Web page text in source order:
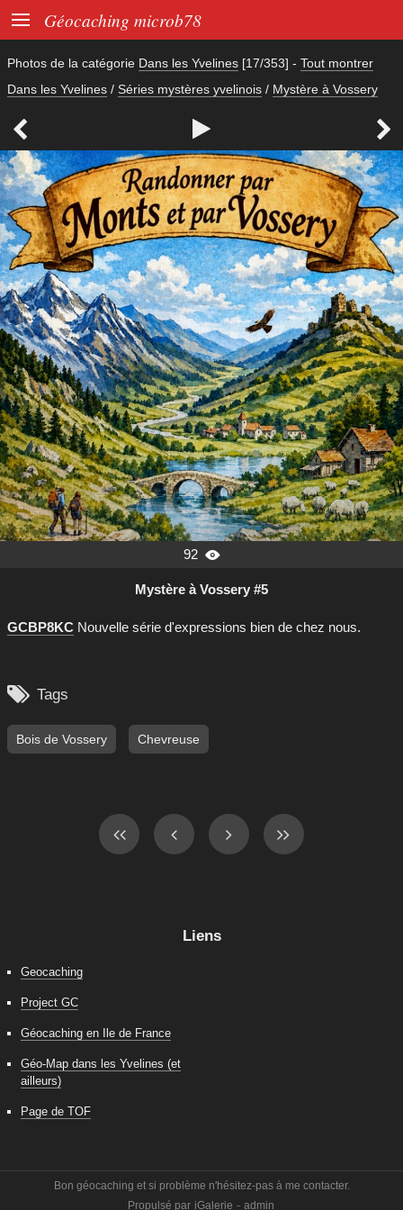
 Géocaching microb78
Photos de la catégorie Dans les Yvelines [17/353] - Tout montrer
Dans les Yvelines / Séries mystères yvelinois / Mystère à Vossery
  
92 
Mystère à Vossery #5
GCBP8KC Nouvelle série d'expressions bien de chez nous.
 Tags
Bois de Vossery Chevreuse
Liens
Geocaching
Project GC
Géocaching en Ile de France
Géo-Map dans les Yvelines (et
ailleurs)
Page de TOF
Bon géocaching et si problème n'hésitez-pas à me contacter.
Propulsé par iGalerie - admin